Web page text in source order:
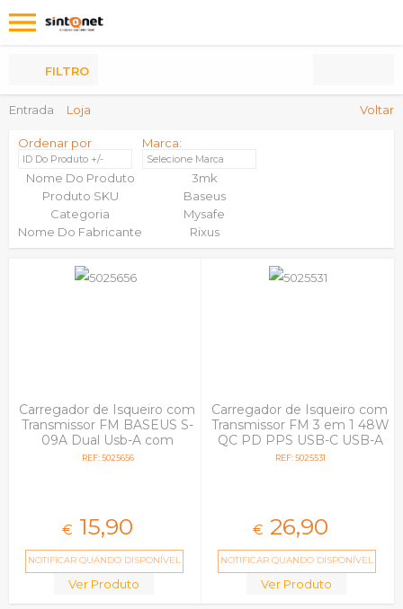
Entrada Loja Voltar
FILTRO
Ordenar por
ID Do Produto +/-
Nome Do Produto
Produto SKU
Categoria
Nome Do Fabricante
Marca:
Selecione Marca
3mk
Baseus
Mysafe
Rixus
Carregador de Isqueiro com
Transmissor FM BASEUS S-
09A Dual Usb-A com
MicroSd Preto
REF: 5025656
€ 15,90
NOTIFICAR QUANDO DISPONÍVEL
Ver Produto
Carregador de Isqueiro com
Transmissor FM 3 em 1 48W
QC PD PPS USB-C USB-A
3mk Hyper Car Power
REF: 5025531
€ 26,90
NOTIFICAR QUANDO DISPONÍVEL
Ver Produto